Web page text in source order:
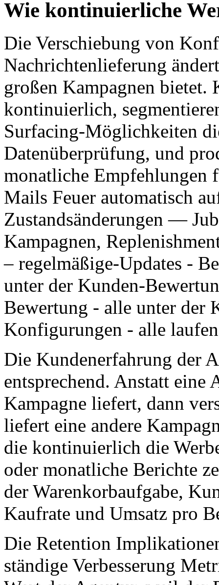
Wie kontinuierliche
Die Verschiebung von
Nachrichtenlieferung
großen Kampagnen
kontinuierlich,
Surfacing-Möglichkeiten
Datenüberprüfung, und
monatliche Empfehlungen
Mails Feuer automatisch
Zustandsänderungen —
Kampagnen,
– regelmäßige-Updates -
unter der Kunden-
Bewertung - alle unter der
Konfigurungen - alle
Die Kundenerfahrung der
entsprechend. Anstatt eine
Kampagne liefert, dann
liefert eine andere
die kontinuierlich die
oder monatliche Berichte
der Warenkorbaufgabe,
Kaufrate und Umsatz pro
Die Retention
ständige Verbesserung